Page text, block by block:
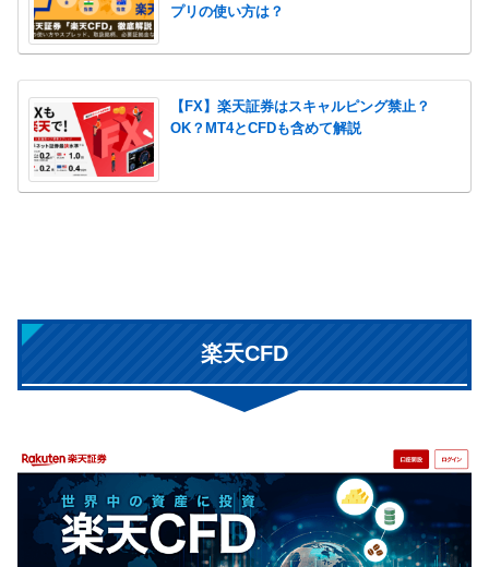
プリの使い方は？
【FX】楽天証券はスキャルピング禁止？
OK？MT4とCFDも含めて解説
楽天CFD